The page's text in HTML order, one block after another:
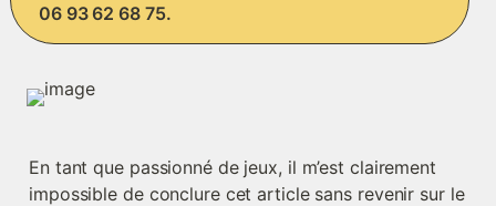
06 93 62 68 75.
En tant que passionné de jeux, il m’est clairement
impossible de conclure cet article sans revenir sur le